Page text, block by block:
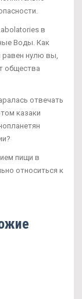
в
Воды. Как
равен нулю вы,
общества
отвечать
казаки
пищи в
относиться к